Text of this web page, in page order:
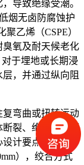
导致绝缘受潮。
烟无卤防腐蚀护
乙烯（CSPE）
氧及耐天候老化
于埋地或长期浸
，并通过纵向阻
弯曲或扭转运动
裂、绝缘破损而
计要点包括：导
），绞合方式